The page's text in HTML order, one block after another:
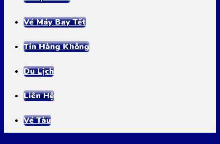
Vé Máy Bay Tết
Tin Hàng Không
Du Lịch
Liên Hệ
Vé Tàu